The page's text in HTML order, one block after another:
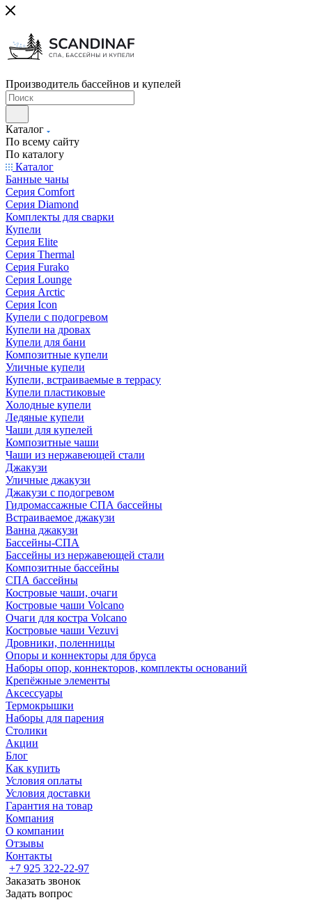
Производитель бассейнов и купелей
Каталог
По всему сайту
По каталогу
Каталог
Банные чаны
Серия Comfort
Серия Diamond
Комплекты для сварки
Купели
Серия Elite
Серия Thermal
Серия Furako
Серия Lounge
Серия Arctic
Серия Icon
Купели с подогревом
Купели на дровах
Купели для бани
Композитные купели
Уличные купели
Купели, встраиваемые в террасу
Купели пластиковые
Холодные купели
Ледяные купели
Чаши для купелей
Композитные чаши
Чаши из нержавеющей стали
Джакузи
Уличные джакузи
Джакузи с подогревом
Гидромассажные СПА бассейны
Встраиваемое джакузи
Ванна джакузи
Бассейны-СПА
Бассейны из нержавеющей стали
Композитные бассейны
СПА бассейны
Костровые чаши, очаги
Костровые чаши Volcano
Очаги для костра Volcano
Костровые чаши Vezuvi
Дровники, поленницы
Опоры и коннекторы для бруса
Наборы опор, коннекторов, комплекты оснований
Крепёжные элементы
Аксессуары
Термокрышки
Наборы для парения
Столики
Акции
Блог
Как купить
Условия оплаты
Условия доставки
Гарантия на товар
Компания
О компании
Отзывы
Контакты
+7 925 322-22-97
Заказать звонок
Задать вопрос